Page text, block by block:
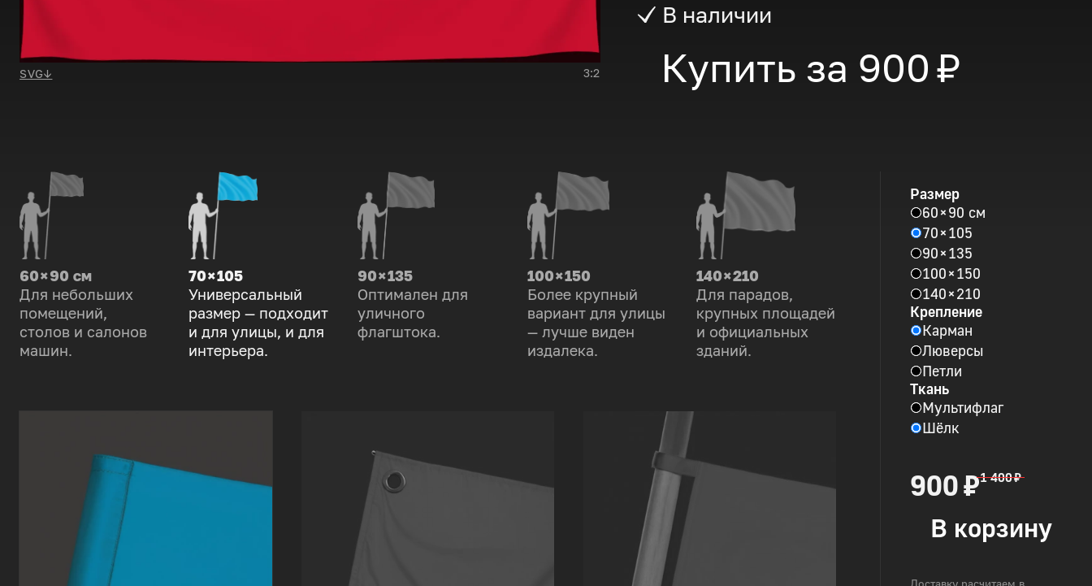
SVG↓ 3:2
В наличии
Купить за 900 ₽
60 × 90 см
Для небольших
помещений,
столов и салонов
машин.
70 × 105
Универсальный
размер — подходит
и для улицы, и для
интерьера.
90 × 135
Оптимален для
уличного
флагштока.
100 × 150
Более крупный
вариант для улицы
— лучше виден
издалека.
140 × 210
Для парадов,
крупных площадей
и официальных
зданий.
Размер
60 × 90 см
70 × 105
90 × 135
100 × 150
140 × 210
Крепление
Карман
Люверсы
Петли
Ткань
Мультифлаг
Шёлк
900 ₽1 400 ₽
В корзину
Доставку расчитаем в